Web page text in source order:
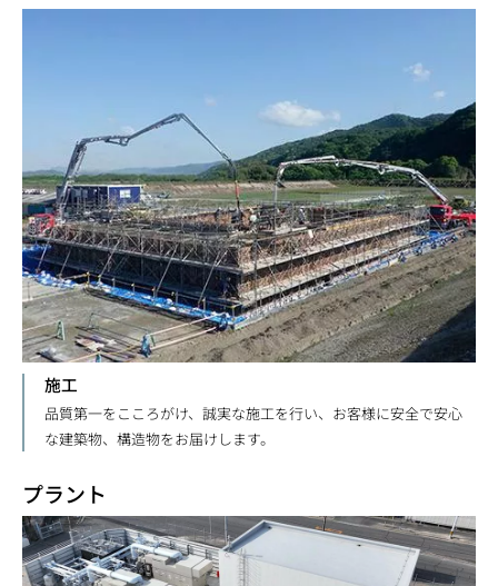
施工
品質第一をこころがけ、誠実な施工を行い、お客様に安全で安心
な建築物、構造物をお届けします。
プラント